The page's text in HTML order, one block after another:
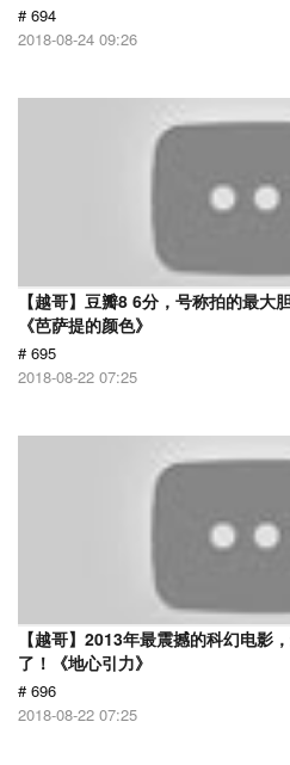
# 694
2018-08-24 09:26
【越哥】豆瓣8 6分，号称拍的最大
《芭萨提的颜色》
# 695
2018-08-22 07:25
【越哥】2013年最震撼的科幻电影
了！《地心引力》
# 696
2018-08-22 07:25